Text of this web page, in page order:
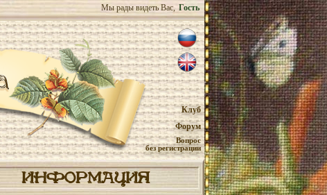
Мы рады видеть Вас, Гость
Клуб
Форум
Вопрос
без регистрации
ИНФОРМАЦИЯ